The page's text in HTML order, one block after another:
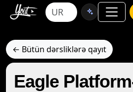
← Bütün dərsliklərə qayıt
Eagle